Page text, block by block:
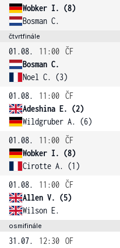
Wobker I. (8)
Bosman C.
čtvrtfinále
01.08. 11:00 ČF
Bosman C.
Noel C. (3)
01.08.
11:00 ČF
Adeshina E. (2)
Wildgruber A. (6)
01.08.
11:00 ČF
Wobker I. (8)
Cirotte A. (1)
01.08.
11:00 ČF
Allen V. (5)
Wilson E.
osmifinále
31.07. 12:30 OF